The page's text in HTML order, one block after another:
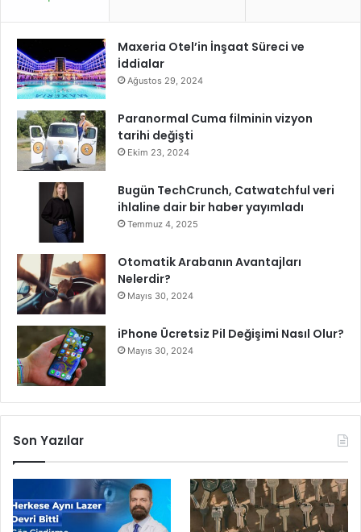
Maxeria Otel’in İnşaat Süreci ve
İddialar
Ağustos 29, 2024
Paranormal Cuma filminin vizyon
tarihi değişti
Ekim 23, 2024
Bugün TechCrunch, Catwatchful veri
ihlaline dair bir haber yayımladı
Temmuz 4, 2025
Otomatik Arabanın Avantajları
Nelerdir?
Mayıs 30, 2024
iPhone Ücretsiz Pil Değişimi Nasıl Olur?
Mayıs 30, 2024
Son Yazılar